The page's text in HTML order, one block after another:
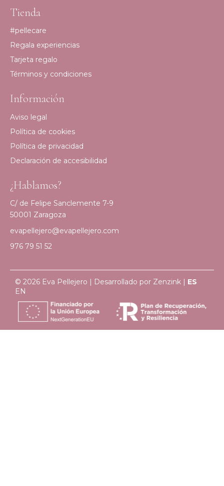
Tienda
#pellecare
Regala experiencias
Tarjeta regalo
Términos y condiciones
Información
Aviso legal
Política de cookies
Política de privacidad
Declaración de accesibilidad
¿Hablamos?
C/ de Felipe Sanclemente 7-9
50001 Zaragoza
evapellejero@evapellejero.com
976 79 51 52
© 2026 Eva Pellejero | Desarrollado por Zenzink | ES
EN